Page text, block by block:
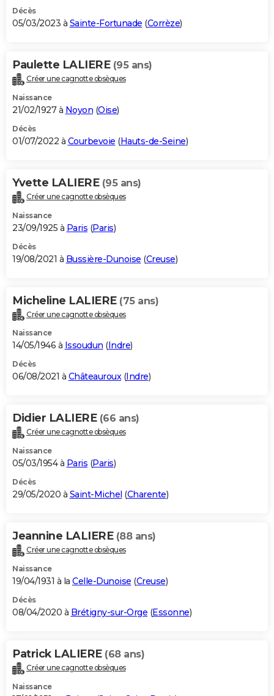
Décès
05/03/2023 à Sainte-Fortunade (Corrèze)
Paulette LALIERE (95 ans)
Créer une cagnotte obsèques
Naissance
21/02/1927 à Noyon (Oise)
Décès
01/07/2022 à Courbevoie (Hauts-de-Seine)
Yvette LALIERE (95 ans)
Créer une cagnotte obsèques
Naissance
23/09/1925 à Paris (Paris)
Décès
19/08/2021 à Bussière-Dunoise (Creuse)
Micheline LALIERE (75 ans)
Créer une cagnotte obsèques
Naissance
14/05/1946 à Issoudun (Indre)
Décès
06/08/2021 à Châteauroux(Indre)
Didier LALIERE (66 ans)
Créer une cagnotte obsèques
Naissance
05/03/1954 à Paris (Paris)
Décès
29/05/2020 à Saint-Michel (Charente)
Jeannine LALIERE (88 ans)
Créer une cagnotte obsèques
Naissance
19/04/1931 à la Celle-Dunoise (Creuse)
Décès
08/04/2020 à Brétigny-sur-Orge (Essonne)
Patrick LALIERE (68 ans)
Créer une cagnotte obsèques
Naissance